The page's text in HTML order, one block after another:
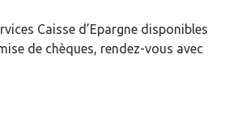
Caisse d’Epargne disponibles
de chèques, rendez-vous avec